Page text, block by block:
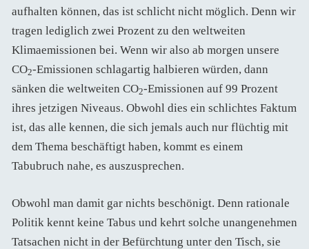
aufhalten können, das ist schlicht nicht möglich. Denn wir
tragen lediglich zwei Prozent zu den weltweiten
Klimaemissionen bei. Wenn wir also ab morgen unsere
CO2-Emissionen schlagartig halbieren würden, dann
sänken die weltweiten CO2-Emissionen auf 99 Prozent
ihres jetzigen Niveaus. Obwohl dies ein schlichtes Faktum
ist, das alle kennen, die sich jemals auch nur flüchtig mit
dem Thema beschäftigt haben, kommt es einem
Tabubruch nahe, es auszusprechen.
Obwohl man damit gar nichts beschönigt. Denn rationale
Politik kennt keine Tabus und kehrt solche unangenehmen
Tatsachen nicht in der Befürchtung unter den Tisch, sie